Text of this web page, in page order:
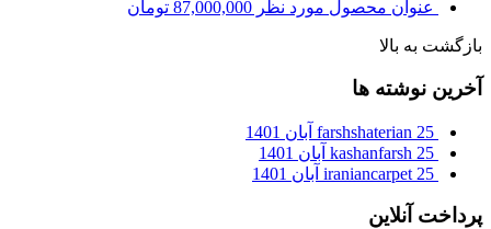
عنوان محصول مورد نظر 87,000,000 تومان
بازگشت به بالا
آخرین نوشته ها
farshshaterian 25 آبان 1401
kashanfarsh 25 آبان 1401
iraniancarpet 25 آبان 1401
پرداخت آنلاین